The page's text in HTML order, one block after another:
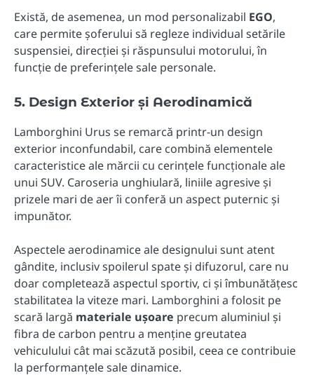
Există, de asemenea, un mod personalizabil EGO,
care permite șoferului să regleze individual setările
suspensiei, direcției și răspunsului motorului, în
funcție de preferințele sale personale.
5. Design Exterior și Aerodinamică
Lamborghini Urus se remarcă printr-un design
exterior inconfundabil, care combină elementele
caracteristice ale mărcii cu cerințele funcționale ale
unui SUV. Caroseria unghiulară, liniile agresive și
prizele mari de aer îi conferă un aspect puternic și
impunător.
Aspectele aerodinamice ale designului sunt atent
gândite, inclusiv spoilerul spate și difuzorul, care nu
doar completează aspectul sportiv, ci și îmbunătățesc
stabilitatea la viteze mari. Lamborghini a folosit pe
scară largă materiale ușoare precum aluminiul și
fibra de carbon pentru a menține greutatea
vehiculului cât mai scăzută posibil, ceea ce contribuie
la performanțele sale dinamice.